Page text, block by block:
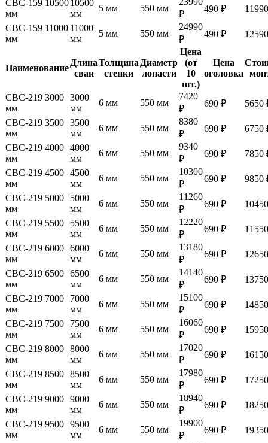
СВС-159 10500
мм
10500
мм
5 мм 550 мм
₽
490 ₽
СВС-159 11000
мм
11000
мм
5 мм 550 мм
24990
₽
490 ₽
Наименование
Длина
сваи
Толщина
стенки
Диаметр
лопасти
Цена
(от
10
шт.)
Цена
оголовка
СВС-219 3000
мм
3000
мм
6 мм 550 мм
7420
₽
690 ₽
5650
СВС-219 3500
мм
3500
мм
6 мм 550 мм
8380
₽
690 ₽
6750
СВС-219 4000
мм
4000
мм
6 мм 550 мм
9340
₽
690 ₽
7850
СВС-219 4500
мм
4500
мм
6 мм 550 мм
10300
₽
690 ₽
9850
СВС-219 5000
мм
5000
мм
6 мм 550 мм
11260
₽
690 ₽
СВС-219 5500
мм
5500
мм
6 мм 550 мм
12220
₽
690 ₽
СВС-219 6000
мм
6000
мм
6 мм 550 мм
13180
₽
690 ₽
СВС-219 6500
мм
6500
мм
6 мм 550 мм
14140
₽
690 ₽
СВС-219 7000
мм
7000
мм
6 мм 550 мм
15100
₽
690 ₽
СВС-219 7500
мм
7500
мм
6 мм 550 мм
16060
₽
690 ₽
СВС-219 8000
мм
8000
мм
6 мм 550 мм
17020
₽
690 ₽
СВС-219 8500
мм
8500
мм
6 мм 550 мм
17980
₽
690 ₽
СВС-219 9000
мм
9000
мм
6 мм 550 мм
18940
₽
690 ₽
СВС-219 9500
мм
9500
мм
6 мм 550 мм
19900
₽
690 ₽